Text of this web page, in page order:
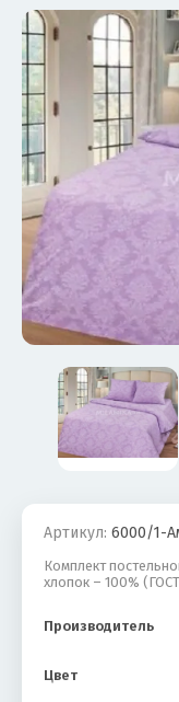
Артикул: 6000/1-
Комплект
хлопок – 100%
Производитель
Цвет